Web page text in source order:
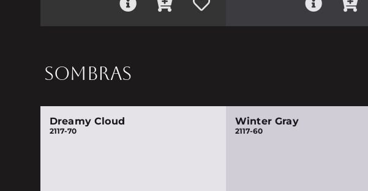
SOMBRAS
Dreamy Cloud
2117-70
Winter Gray
2117-60